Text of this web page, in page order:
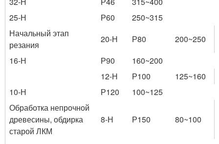
25-Н
Р60
250~315
Начальный этап
резания
20-Н Р80
200~250
16-Н
Р90
160~200
12-Н
Р100
125~160
10-Н
Р120
100~125
Обработка непрочной
древесины, обдирка
старой ЛКМ
8-Н Р150 80~100